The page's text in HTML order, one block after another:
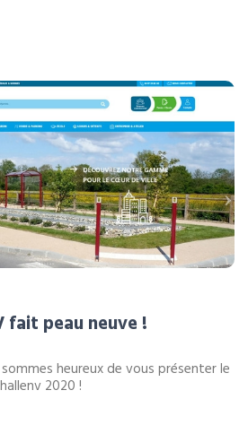
fait peau neuve !
heureux de vous présenter le
2020 !